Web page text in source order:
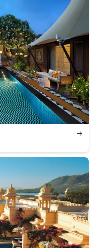
→